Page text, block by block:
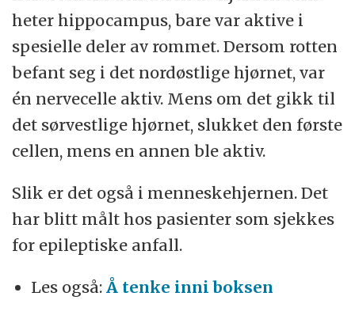
heter hippocampus, bare var aktive i
spesielle deler av rommet. Dersom rotten
befant seg i det nordøstlige hjørnet, var
én nervecelle aktiv. Mens om det gikk til
det sørvestlige hjørnet, slukket den første
cellen, mens en annen ble aktiv.
Slik er det også i menneskehjernen. Det
har blitt målt hos pasienter som sjekkes
for epileptiske anfall.
Les også:Å tenke inni boksen